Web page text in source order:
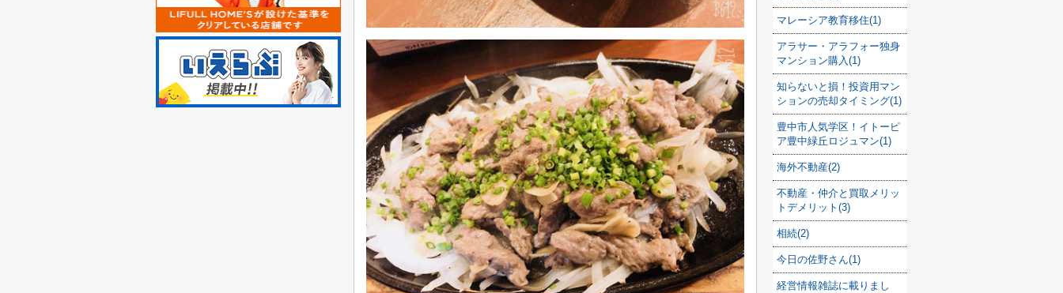
マレーシア教育移住(1)
アラサー・アラフォー独身
マンション購入(1)
知らないと損！投資用マン
ションの売却タイミング(1)
豊中市人気学区！イトーピ
ア豊中緑丘ロジュマン(1)
海外不動産(2)
不動産・仲介と買取メリッ
トデメリット(3)
相続(2)
今日の佐野さん(1)
経営情報雑誌に載りまし